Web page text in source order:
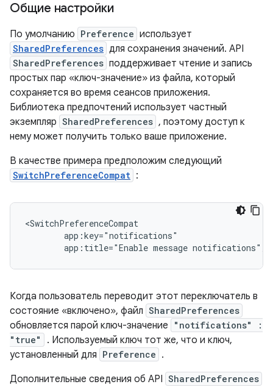
Общие настройки
По умолчанию Preference использует
SharedPreferences для сохранения значений. API
SharedPreferences поддерживает чтение и запись
простых пар «ключ-значение» из файла, который
сохраняется во время сеансов приложения.
Библиотека предпочтений использует частный
экземпляр SharedPreferences , поэтому доступ к
нему может получить только ваше приложение.
В качестве примера предположим следующий
SwitchPreferenceCompat :
app:title="Enable message notifications"/>
Когда пользователь переводит этот переключатель в
состояние «включено», файл SharedPreferences
обновляется парой ключ-значение
"notifications" :
"true"
. Используемый ключ тот же, что и ключ,
установленный для Preference .
Дополнительные сведения об API SharedPreferences